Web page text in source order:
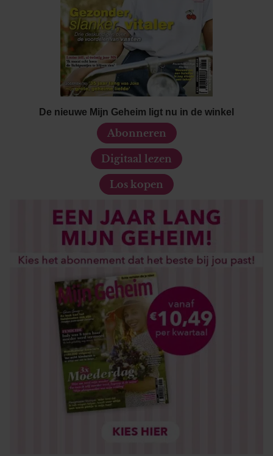
De nieuwe Mijn Geheim ligt nu in de winkel
Abonneren
Digitaal lezen
Los kopen